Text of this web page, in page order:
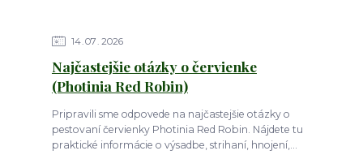
14 07 2026
Najčastejšie otázky o červienke
(Photinia Red Robin)
Pripravili sme odpovede na najčastejšie otázky o
pestovaní červienky Photinia Red Robin. Nájdete tu
praktické informácie o výsadbe, strihaní, hnojení,...